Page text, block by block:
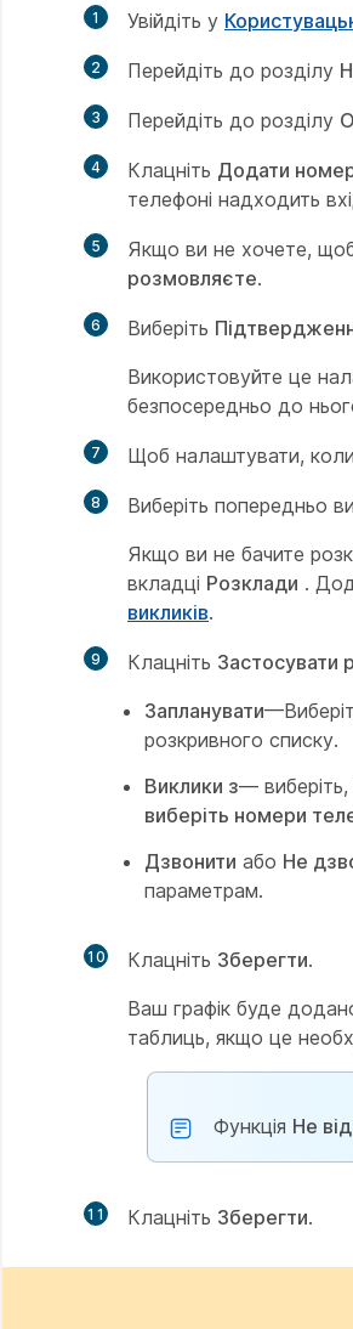
1 Увійдіть у
2 Перейдіть до розділу
3 Перейдіть до розділу
4 Клацніть Додати
телефоні надходить
5 Якщо ви не хочете,
розмовляєте.
6 Виберіть
Використовуйте це
безпосередньо до
7 Щоб налаштувати, коли
8
Виберіть попередньо
Якщо ви не бачите
вкладці Розклади .
викликів.
9 Клацніть Застосувати
Запланувати
розкривного списку.
Виклики з—
виберіть номери
Дзвонити або Не
параметрам.
10 Клацніть Зберегти.
Ваш графік буде
таблиць, якщо це
Функція Не
11 Клацніть Зберегти.